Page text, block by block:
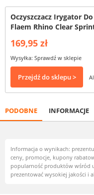
Oczyszczacz Irygator
Flaem Rhino Clear
169,95 zł
Wysyłka: Sprawdź w sklepie
Przejdź do sklepu >
PODOBNE INFORMACJE
Informacja o wynikach:
ceny, promocje, kupony
popularność produktów wśród
prezentować wysokiej jakości i